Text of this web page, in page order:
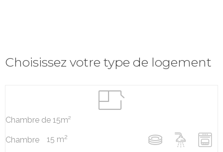
Choisissez votre type de logement
Chambre de 15m²
Chambre 15 m2